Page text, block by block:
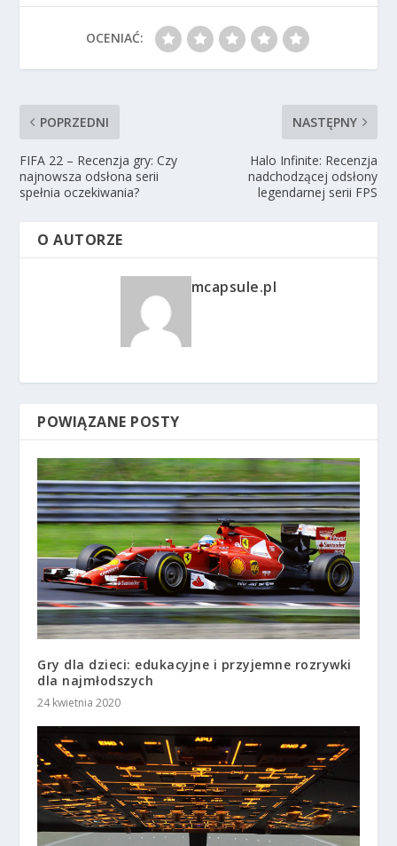
OCENIAĆ:
POPRZEDNI
FIFA 22 – Recenzja gry: Czy
najnowsza odsłona serii
spełnia oczekiwania?
NASTĘPNY
Halo Infinite: Recenzja
nadchodzącej odsłony
legendarnej serii FPS
O AUTORZE
mcapsule.pl
POWIĄZANE POSTY
Gry dla dzieci: edukacyjne i przyjemne rozrywki
dla najmłodszych
24 kwietnia 2020